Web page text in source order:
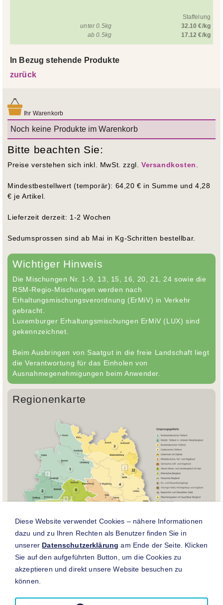
Staffelung
unter 0.5kg
32.10 €/kg
ab 0.5kg
17.12 €/kg
In Bezug stehende Produkte
zurück
Ihr Warenkorb
Noch keine Produkte im Warenkorb
Bitte beachten Sie:
Preise verstehen sich inkl. MwSt. zzgl. Versandkosten
Mindestbestellwert (temporär): 64,20 € in Summe und 4,28
€ je Artikel.
Lieferzeit derzeit: 1-2 Wochen
Sedumsprossen sind ab Mai in Kg-Schritten bestellbar.
Wichtiger Hinweis
Die Mischungen Nr. 1-9, 13, 15, 16, 20, 21, 24 sowie die
RSM-Regio-Mischungen werden nach
Erhaltungsmischungsverordnung (ErMiV) in Verkehr
gebracht.
Luxemburger Erhaltungsmischungen ErMiV (LUX) sind
gekennzeichnet.
Beim Ausbringen von Saatgut in die freie Landschaft liegt
die Verantwortung für das Einholen von
Ausnahmegenehmigungen beim Anwender.
Regionenkarte
Diese Website verwendet Cookies – nähere Informationen
dazu und zu Ihren Rechten als Benutzer finden Sie in
unserer Datenschutzerklärung am Ende der Seite. Klicken
Sie auf den aufgeführten Button, um die Cookies zu
akzeptieren und direkt unsere Website besuchen zu
können.